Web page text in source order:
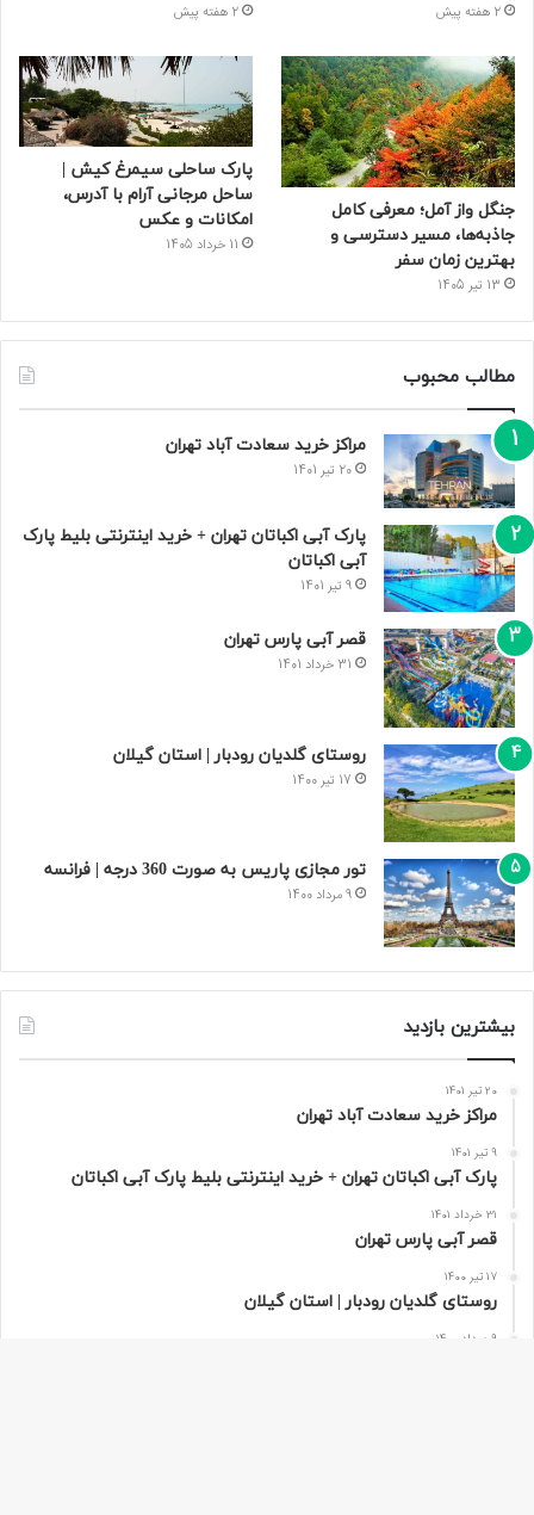
2 هفته پیش 2 هفته پیش
جنگل واز آمل؛ معرفی کامل
جاذبه‌ها، مسیر دسترسی و
بهترین زمان سفر
13 تیر 1405
پارک ساحلی سیمرغ کیش |
ساحل مرجانی آرام با آدرس،
امکانات و عکس
11 خرداد 1405
مطالب محبوب
مراکز خرید سعادت‌ آباد تهران
20 تیر 1401
پارک آبی اکباتان تهران + خرید اینترنتی بلیط پارک
آبی اکباتان
9 تیر 1401
قصر آبی پارس تهران
31 خرداد 1401
روستای گلدیان رودبار | استان گیلان
17 تیر 1400
تور مجازی پاریس به صورت 360 درجه | فرانسه
9 مرداد 1400
بیشترین بازدید
20 تیر 1401
مراکز خرید سعادت‌ آباد تهران
9 تیر 1401
پارک آبی اکباتان تهران + خرید اینترنتی بلیط پارک آبی اکباتان
31 خرداد 1401
قصر آبی پارس تهران
17 تیر 1400
روستای گلدیان رودبار | استان گیلان
9 مرداد 1400